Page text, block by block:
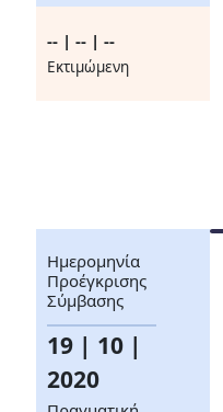
-- | -- | --
Eκτιμώμενη
Ημερομηνία
Προέγκρισης
Σύμβασης
19 | 10 |
2020